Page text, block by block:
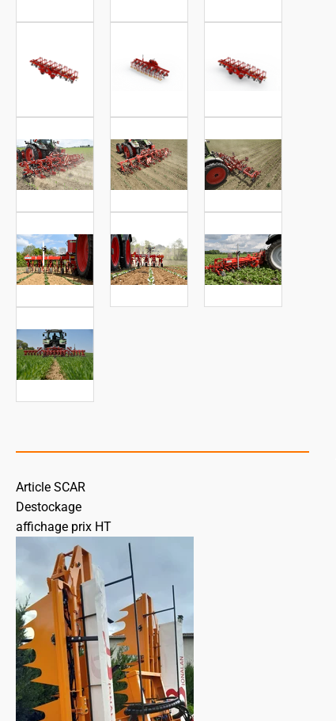
Article SCAR
Destockage
affichage prix HT